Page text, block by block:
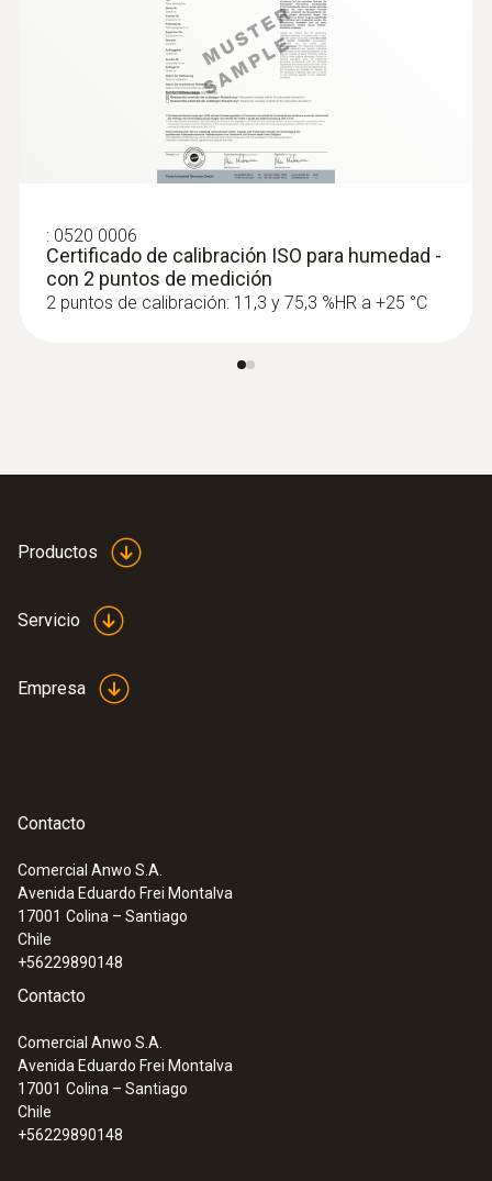
: 0520 0006
Certificado de calibración ISO para humedad -
con 2 puntos de medición
2 puntos de calibración: 11,3 y 75,3 %HR a +25 °C
Productos
Servicio
Empresa
Contacto
Comercial Anwo S.A.
Avenida Eduardo Frei Montalva
17001 Colina – Santiago
Chile
+56229890148
Contacto
Comercial Anwo S.A.
Avenida Eduardo Frei Montalva
17001 Colina – Santiago
Chile
+56229890148